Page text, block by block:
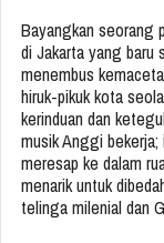
Bayangkan seorang
di Jakarta yang baru
menembus
hiruk-pikuk kota
kerinduan dan
musik Anggi
meresap ke dalam
menarik untuk
telinga milenial dan